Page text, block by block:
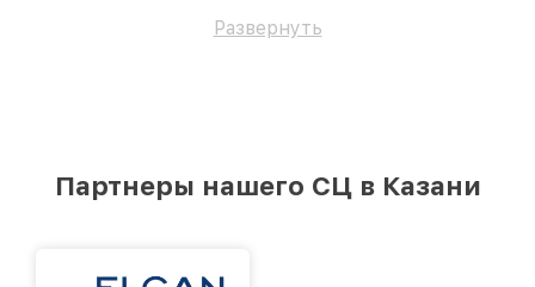
Развернуть
Партнеры нашего СЦ в Казани